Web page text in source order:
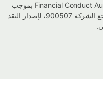
تم اعتماد شركة Wise بواسطة Financial Conduct Authority بموجب
900507، لإصدار النقد